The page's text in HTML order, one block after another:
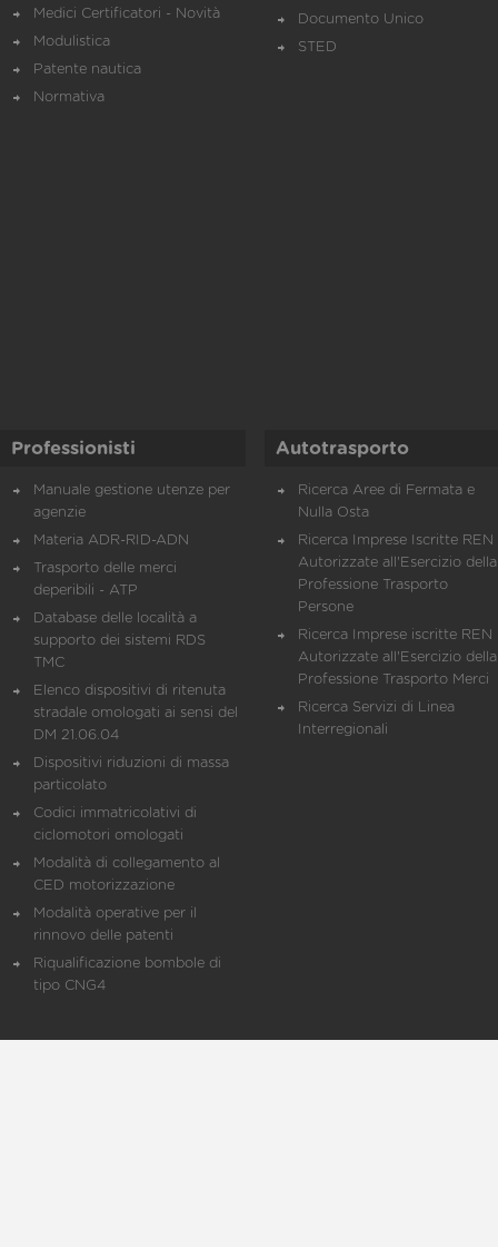
Medici Certificatori - Novità
Modulistica
Patente nautica
Normativa
Documento Unico
STED
Professionisti
Manuale gestione utenze per
agenzie
Materia ADR-RID-ADN
Trasporto delle merci
deperibili - ATP
Database delle località a
supporto dei sistemi RDS
TMC
Elenco dispositivi di ritenuta
stradale omologati ai sensi del
DM 21.06.04
Dispositivi riduzioni di massa
particolato
Codici immatricolativi di
ciclomotori omologati
Modalità di collegamento al
CED motorizzazione
Modalità operative per il
rinnovo delle patenti
Riqualificazione bombole di
tipo CNG4
Autotrasporto
Ricerca Aree di Fermata e
Nulla Osta
Ricerca Imprese Iscritte REN
Autorizzate all'Esercizio della
Professione Trasporto
Persone
Ricerca Imprese iscritte REN
Autorizzate all'Esercizio della
Professione Trasporto Merci
Ricerca Servizi di Linea
Interregionali